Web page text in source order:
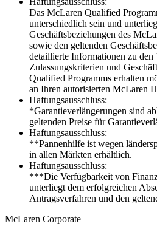
Das McLaren Qualified
unterschiedlich sein und
Geschäftsbeziehungen des
sowie den geltenden
detaillierte Informationen zu den
Zulassungskriterien und
Qualified Programms erhalten
an Ihren autorisierten McLaren
Haftungsausschluss:
*Garantieverlängerungen sind
geltenden Preise für
Haftungsausschluss:
**Pannenhilfe ist wegen
in allen Märkten erhältlich.
Haftungsausschluss:
***Die Verfügbarkeit von
unterliegt dem erfolgreichen
Antragsverfahren und den
McLaren Corporate